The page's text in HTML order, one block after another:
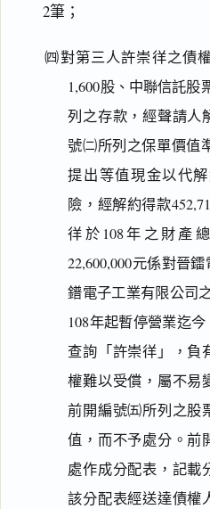
2筆；
㈣對第三人許崇徉之債
1,600股、中聯信託股
列之存款，經聲請人
號㈡所列之保單價值
提出等值現金以代
險，經解約得款
徉於108年之財產
22,600,000元係對晉
鐠電子工業有限公司
108年起暫停營業迄
查詢「許崇徉」，負
權難以受償，屬不易
前開編號㈤所列之股
值，而不予處分。前
處作成分配表，記載
該分配表經送達債權